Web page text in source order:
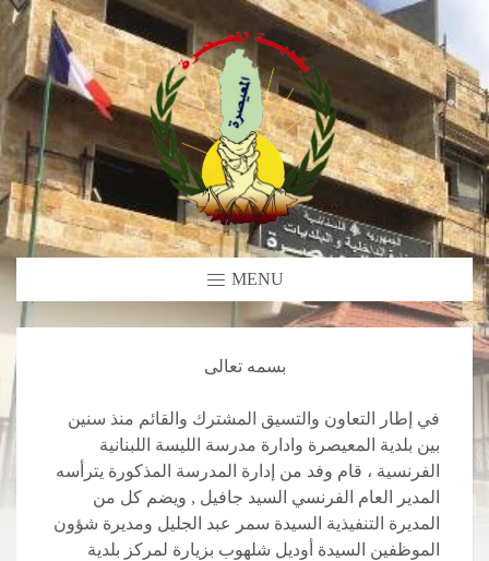
MENU
بسمه تعالى
في إطار التعاون والتسيق المشترك والقائم منذ سنين
بين بلدية المعيصرة وادارة مدرسة الليسة اللبنانية
الفرنسية ، قام وفد من إدارة المدرسة المذكورة يترأسه
المدير العام الفرنسي السيد جافيل , ويضم كل من
المديرة التنفيذية السيدة سمر عبد الجليل ومديرة شؤون
الموظفين السيدة أوديل شلهوب بزيارة لمركز بلدية